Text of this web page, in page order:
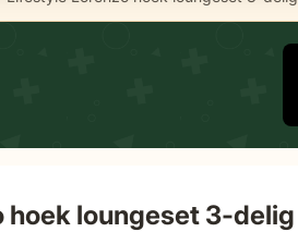
hoek loungeset 3-delig